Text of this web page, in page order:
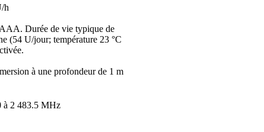
h
Durée de vie typique de
(54 U/jour; température 23 °C
à une profondeur de 1 m
2 483.5 MHz